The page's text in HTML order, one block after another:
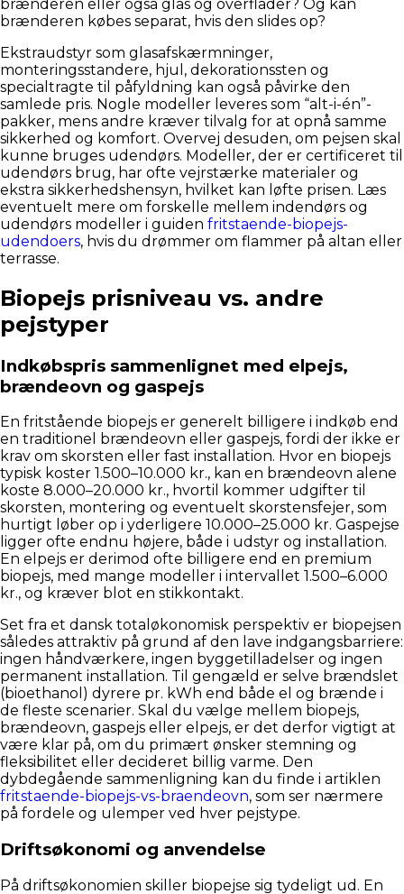
brænderen eller også glas og overflader? Og kan
brænderen købes separat, hvis den slides op?
Ekstraudstyr som glasafskærmninger,
monteringsstandere, hjul, dekorationssten og
specialtragte til påfyldning kan også påvirke den
samlede pris. Nogle modeller leveres som “alt-i-én”-
pakker, mens andre kræver tilvalg for at opnå samme
sikkerhed og komfort. Overvej desuden, om pejsen skal
kunne bruges udendørs. Modeller, der er certificeret til
udendørs brug, har ofte vejrstærke materialer og
ekstra sikkerhedshensyn, hvilket kan løfte prisen. Læs
eventuelt mere om forskelle mellem indendørs og
udendørs modeller i guiden fritstaende-biopejs-
udendoers, hvis du drømmer om flammer på altan eller
terrasse.
Biopejs prisniveau vs. andre
pejstyper
Indkøbspris sammenlignet med elpejs,
brændeovn og gaspejs
En fritstående biopejs er generelt billigere i indkøb end
en traditionel brændeovn eller gaspejs, fordi der ikke er
krav om skorsten eller fast installation. Hvor en biopejs
typisk koster 1.500–10.000 kr., kan en brændeovn alene
koste 8.000–20.000 kr., hvortil kommer udgifter til
skorsten, montering og eventuelt skorstensfejer, som
hurtigt løber op i yderligere 10.000–25.000 kr. Gaspejse
ligger ofte endnu højere, både i udstyr og installation.
En elpejs er derimod ofte billigere end en premium
biopejs, med mange modeller i intervallet 1.500–6.000
kr., og kræver blot en stikkontakt.
Set fra et dansk totaløkonomisk perspektiv er biopejsen
således attraktiv på grund af den lave indgangsbarriere:
ingen håndværkere, ingen byggetilladelser og ingen
permanent installation. Til gengæld er selve brændslet
(bioethanol) dyrere pr. kWh end både el og brænde i
de fleste scenarier. Skal du vælge mellem biopejs,
brændeovn, gaspejs eller elpejs, er det derfor vigtigt at
være klar på, om du primært ønsker stemning og
fleksibilitet eller decideret billig varme. Den
dybdegående sammenligning kan du finde i artiklen
fritstaende-biopejs-vs-braendeovn, som ser nærmere
på fordele og ulemper ved hver pejstype.
Driftsøkonomi og anvendelse
På driftsøkonomien skiller biopejse sig tydeligt ud. En